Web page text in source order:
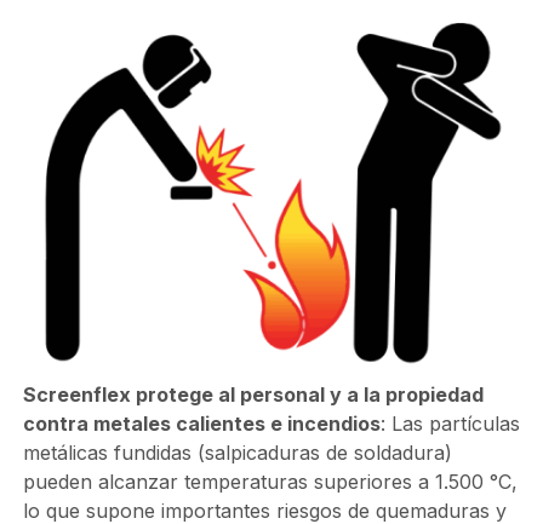
Screenflex protege al personal y a la propiedad
contra metales calientes e incendios: Las partículas
metálicas fundidas (salpicaduras de soldadura)
pueden alcanzar temperaturas superiores a 1.500 °C,
lo que supone importantes riesgos de quemaduras y